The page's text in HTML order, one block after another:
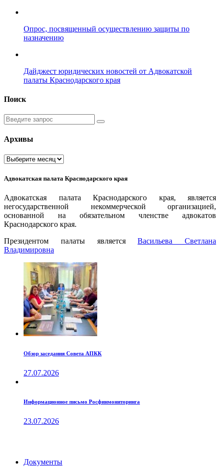
Опрос, посвященный осуществлению защиты по
назначению
Дайджест юридических новостей от Адвокатской
палаты Краснодарского края
Поиск
Введите
запрос
Архивы
Архивы
Адвокатская палата Краснодарского края
Адвокатская палата Краснодарского края, является
негосударственной некоммерческой организацией,
основанной на обязательном членстве адвокатов
Краснодарского края.
Президентом палаты являетсяВаcильева Светлана
Владимировна
Обзор заседания Совета АПКК
27.07.2026
Информационное письмо Росфинмониторинга
23.07.2026
Документы